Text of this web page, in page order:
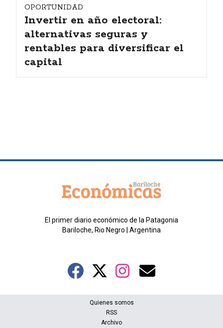
OPORTUNIDAD
Invertir en año electoral:
alternativas seguras y
rentables para diversificar el
capital
El primer diario económico de la Patagonia
Bariloche, Rio Negro | Argentina
Quienes somos
RSS
Archivo